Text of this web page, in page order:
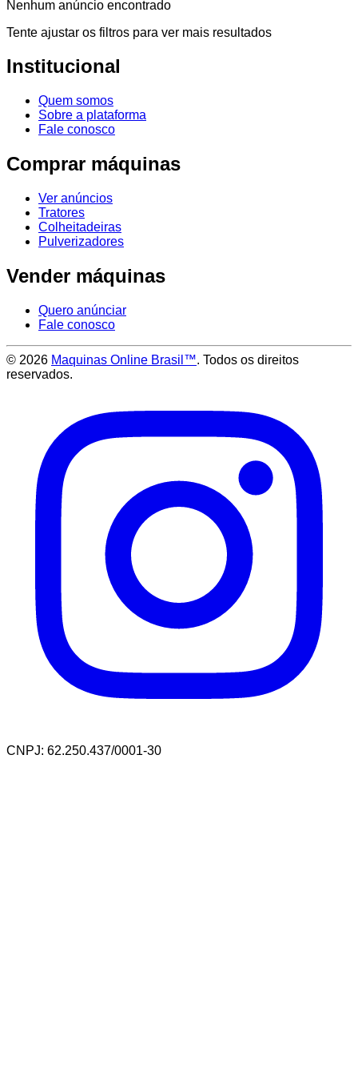
Nenhum anúncio encontrado
Tente ajustar os filtros para ver mais resultados
Institucional
Quem somos
Sobre a plataforma
Fale conosco
Comprar máquinas
Ver anúncios
Tratores
Colheitadeiras
Pulverizadores
Vender máquinas
Quero anúnciar
Fale conosco
© 2026 Maquinas Online Brasil™. Todos os direitos
reservados.
CNPJ: 62.250.437/0001-30